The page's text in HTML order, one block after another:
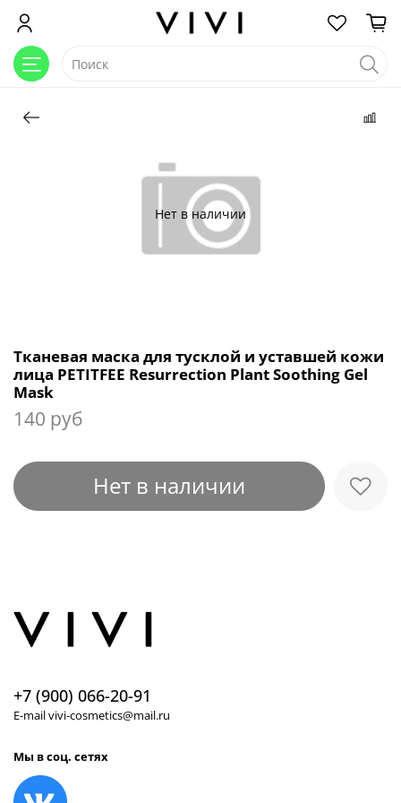
Нет в наличии
Тканевая маска для тусклой и уставшей кожи
лица PETITFEE Resurrection Plant Soothing Gel
Mask
140 руб
Нет в наличии
+7 (900) 066-20-91
E-mail vivi-cosmetics@mail.ru
Мы в соц. сетях